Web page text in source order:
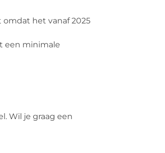
omdat het vanaf 2025
een minimale
Wil je graag een